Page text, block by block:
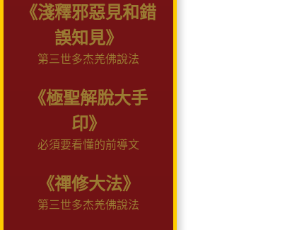
《淺釋邪惡見和錯
誤知見》
第三世多杰羌佛說法
《極聖解脫大手
印》
必須要看懂的前導文
《禪修大法》
第三世多杰羌佛說法